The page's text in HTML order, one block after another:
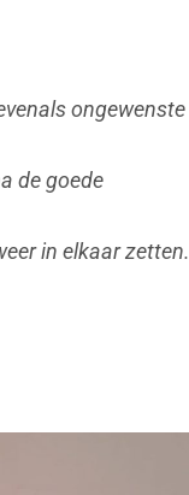
ongewenste
de goede
in elkaar zetten.